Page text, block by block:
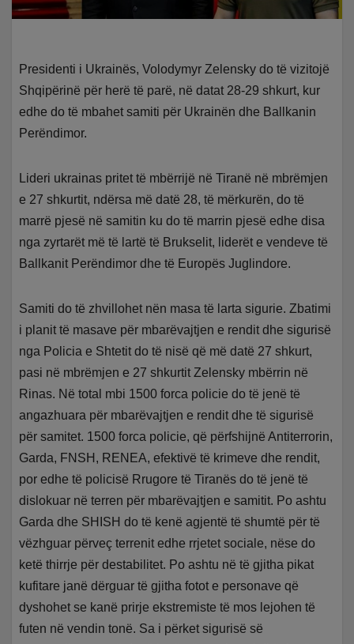
Presidenti i Ukrainës, Volodymyr Zelensky do të vizitojë
Shqipërinë për herë të parë, në datat 28-29 shkurt, kur
edhe do të mbahet samiti për Ukrainën dhe Ballkanin
Perëndimor.
Lideri ukrainas pritet të mbërrijë në Tiranë në mbrëmjen
e 27 shkurtit, ndërsa më datë 28, të mërkurën, do të
marrë pjesë në samitin ku do të marrin pjesë edhe disa
nga zyrtarët më të lartë të Brukselit, liderët e vendeve të
Ballkanit Perëndimor dhe të Europës Juglindore.
Samiti do të zhvillohet nën masa të larta sigurie. Zbatimi
i planit të masave për mbarëvajtjen e rendit dhe sigurisë
nga Policia e Shtetit do të nisë që më datë 27 shkurt,
pasi në mbrëmjen e 27 shkurtit Zelensky mbërrin në
Rinas. Në total mbi 1500 forca policie do të jenë të
angazhuara për mbarëvajtjen e rendit dhe të sigurisë
për samitet. 1500 forca policie, që përfshijnë Antiterrorin,
Garda, FNSH, RENEA, efektivë të krimeve dhe rendit,
por edhe të policisë Rrugore të Tiranës do të jenë të
dislokuar në terren për mbarëvajtjen e samitit. Po ashtu
Garda dhe SHISH do të kenë agjentë të shumtë për të
vëzhguar përveç terrenit edhe rrjetet sociale, nëse do
ketë thirrje për destabilitet. Po ashtu në të gjitha pikat
kufitare janë dërguar të gjitha fotot e personave që
dyshohet se kanë prirje ekstremiste të mos lejohen të
futen në vendin tonë. Sa i përket sigurisë së